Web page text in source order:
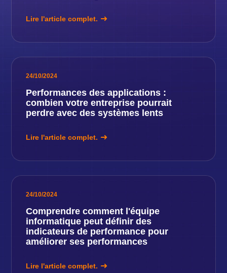
Lire l'article complet.
24/10/2024
Performances des applications :
combien votre entreprise pourrait
perdre avec des systèmes lents
Lire l'article complet.
24/10/2024
Comprendre comment l'équipe
informatique peut définir des
indicateurs de performance pour
améliorer ses performances
Lire l'article complet.